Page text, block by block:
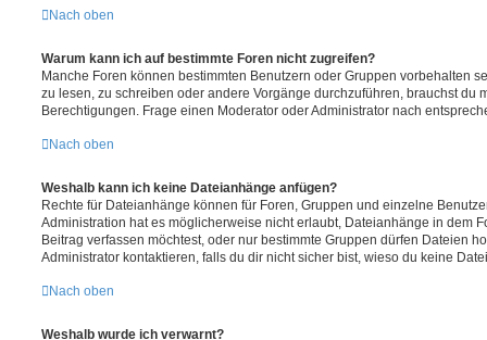
Nach oben
Warum kann ich auf bestimmte Foren nicht zugreifen?
Manche Foren können bestimmten Benutzern oder Gruppen vorbehalten
zu lesen, zu schreiben oder andere Vorgänge durchzuführen, brauchst du
Berechtigungen. Frage einen Moderator oder Administrator nach
Nach oben
Weshalb kann ich keine Dateianhänge anfügen?
Rechte für Dateianhänge können für Foren, Gruppen und einzelne
Administration hat es möglicherweise nicht erlaubt, Dateianhänge in dem
Beitrag verfassen möchtest, oder nur bestimmte Gruppen dürfen Dateien
Administrator kontaktieren, falls du dir nicht sicher bist, wieso du keine
Nach oben
Weshalb wurde ich verwarnt?